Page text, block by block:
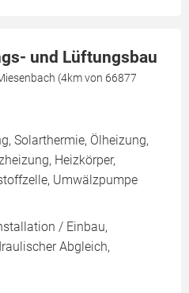
und Lüftungsbau
(4km von 66877
Solarthermie, Ölheizung,
Heizkörper,
Umwälzpumpe
/ Einbau,
Abgleich,